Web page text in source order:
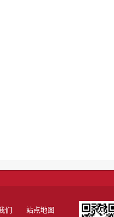
们 站点地图